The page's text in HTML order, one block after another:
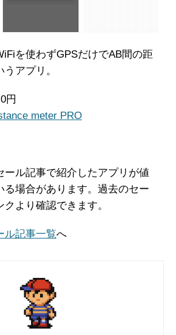
を使わずGPSだけでAB間の距
アプリ。
円
meter PRO
ール記事で紹介したアプリが値
る場合があります。過去のセー
より確認できます。
ル記事一覧へ